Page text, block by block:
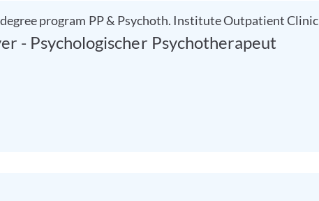
program PP & Psychoth. Institute Outpatient Clinic
- Psychologischer Psychotherapeut